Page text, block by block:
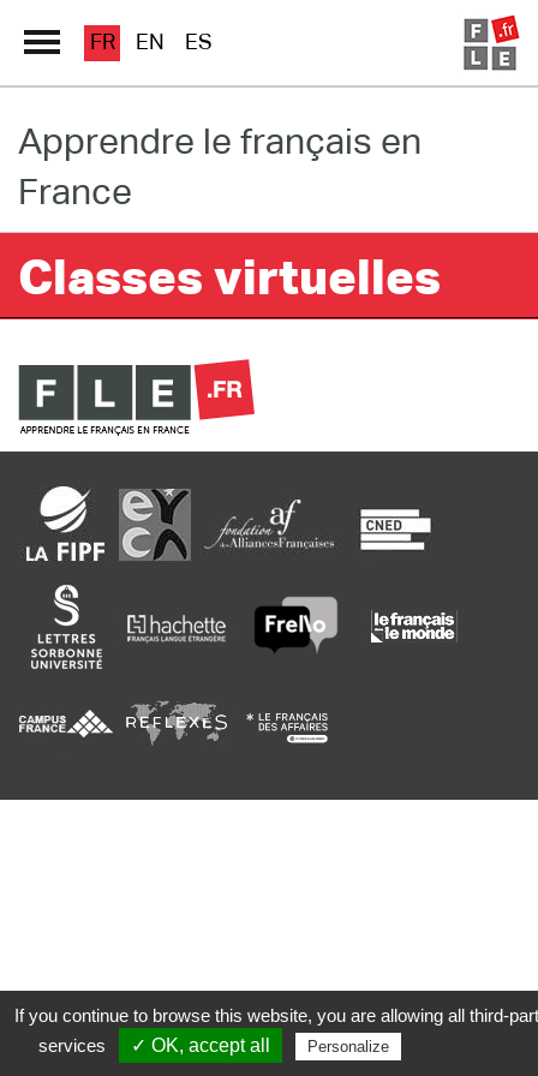
Grand Répertoire
Immersion France
Le français en ligne
Les pages PRO
FR EN ES
Apprendre le français en
France
Classes virtuelles
If you continue to browse this website, you are allowing all third-
services
✓ OK, accept all Personalize